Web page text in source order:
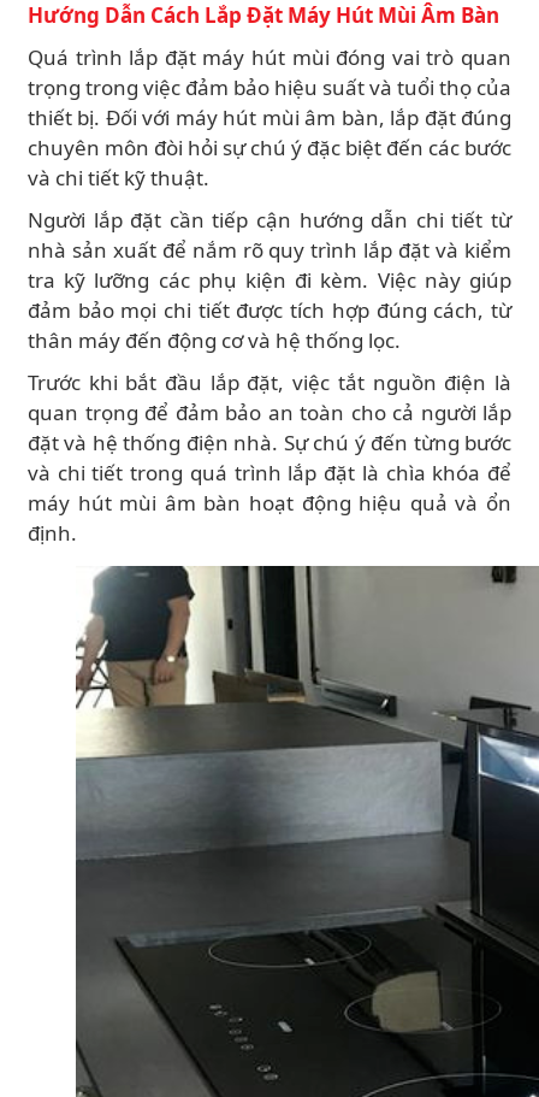
Hướng Dẫn Cách Lắp Đặt Máy Hút Mùi Âm Bàn
Quá trình lắp đặt máy hút mùi đóng vai trò quan
trọng trong việc đảm bảo hiệu suất và tuổi thọ của
thiết bị. Đối với máy hút mùi âm bàn, lắp đặt đúng
chuyên môn đòi hỏi sự chú ý đặc biệt đến các bước
và chi tiết kỹ thuật.
Người lắp đặt cần tiếp cận hướng dẫn chi tiết từ
nhà sản xuất để nắm rõ quy trình lắp đặt và kiểm
tra kỹ lưỡng các phụ kiện đi kèm. Việc này giúp
đảm bảo mọi chi tiết được tích hợp đúng cách, từ
thân máy đến động cơ và hệ thống lọc.
Trước khi bắt đầu lắp đặt, việc tắt nguồn điện là
quan trọng để đảm bảo an toàn cho cả người lắp
đặt và hệ thống điện nhà. Sự chú ý đến từng bước
và chi tiết trong quá trình lắp đặt là chìa khóa để
máy hút mùi âm bàn hoạt động hiệu quả và ổn
định.